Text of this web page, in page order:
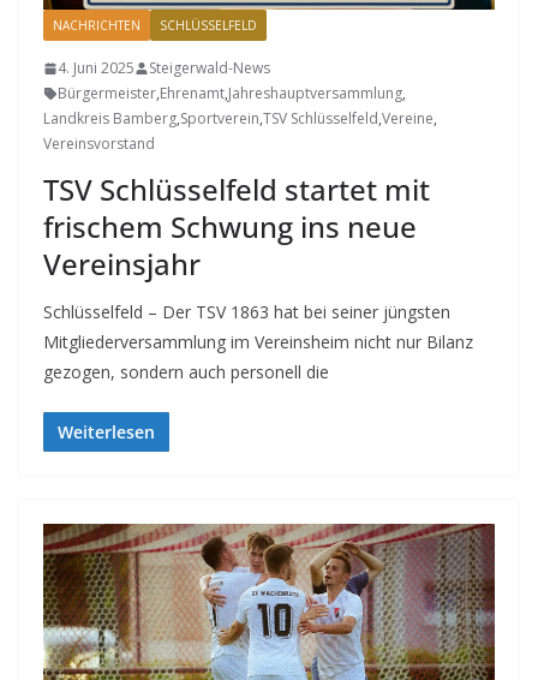
NACHRICHTEN SCHLÜSSELFELD
4. Juni 2025
Steigerwald-News
Bürgermeister,Ehrenamt,Jahreshauptversammlung,
Landkreis Bamberg,Sportverein,TSV Schlüsselfeld,Vereine,
Vereinsvorstand
TSV Schlüsselfeld startet mit
frischem Schwung ins neue
Vereinsjahr
Schlüsselfeld – Der TSV 1863 hat bei seiner jüngsten
Mitgliederversammlung im Vereinsheim nicht nur Bilanz
gezogen, sondern auch personell die
Weiterlesen